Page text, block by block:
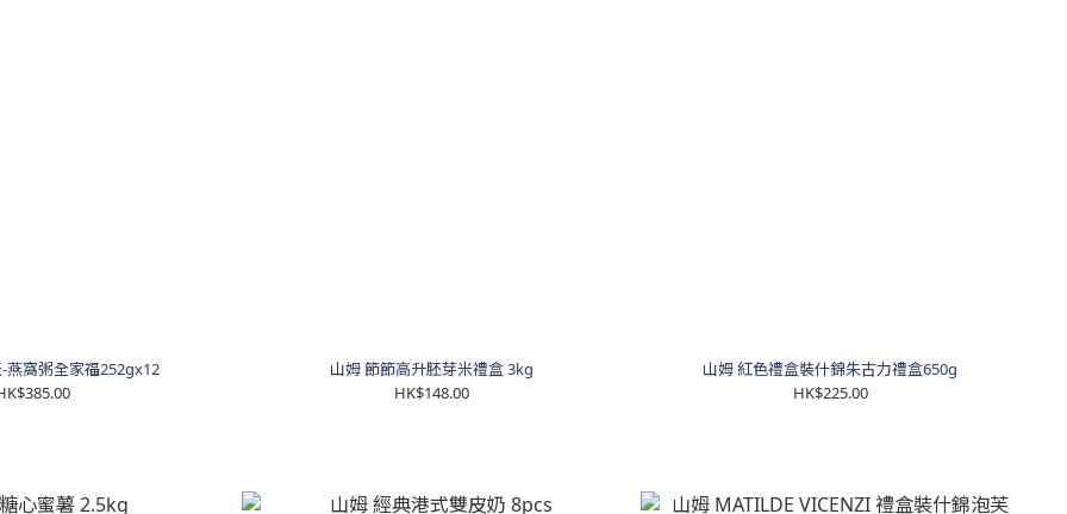
燕窩粥全家福252gx12
山姆 節節高升胚芽米禮盒 3kg
HK$148.00
山姆 紅色禮盒裝什錦朱古力禮盒650g
HK$225.00